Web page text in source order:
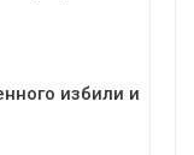
избили и